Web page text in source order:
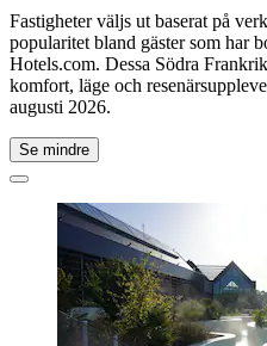
Fastigheter väljs ut baserat på
popularitet bland gäster som har
Hotels.com. Dessa Södra
komfort, läge och
augusti 2026.
Se mindre